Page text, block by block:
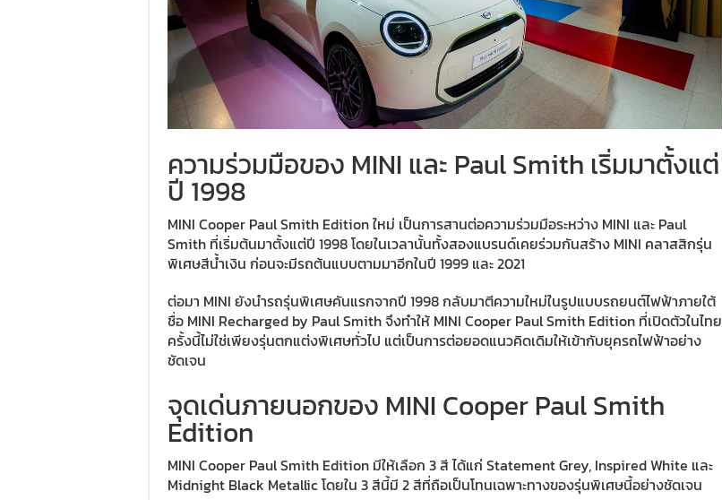
ความร่วมมือของ MINI และ Paul Smith เริ่มมาตั้งแต่
ปี 1998
MINI Cooper Paul Smith Edition ใหม่ เป็นการสานต่อความร่วมมือระหว่าง MINI และ Paul
Smith ที่เริ่มต้นมาตั้งแต่ปี 1998 โดยในเวลานั้นทั้งสองแบรนด์เคยร่วมกันสร้าง MINI คลาสสิกรุ่น
พิเศษสีน้ำเงิน ก่อนจะมีรถต้นแบบตามมาอีกในปี 1999 และ 2021
ต่อมา MINI ยังนำรถรุ่นพิเศษคันแรกจากปี 1998 กลับมาตีความใหม่ในรูปแบบรถยนต์ไฟฟ้าภายใต้
ชื่อ MINI Recharged by Paul Smith จึงทำให้ MINI Cooper Paul Smith Edition ที่เปิดตัวในไทย
ครั้งนี้ไม่ใช่เพียงรุ่นตกแต่งพิเศษทั่วไป แต่เป็นการต่อยอดแนวคิดเดิมให้เข้ากับยุครถไฟฟ้าอย่าง
ชัดเจน
จุดเด่นภายนอกของ MINI Cooper Paul Smith
Edition
MINI Cooper Paul Smith Edition มีให้เลือก 3 สี ได้แก่ Statement Grey, Inspired White และ
Midnight Black Metallic โดยใน 3 สีนี้มี 2 สีที่ถือเป็นโทนเฉพาะทางของรุ่นพิเศษนี้อย่างชัดเจน